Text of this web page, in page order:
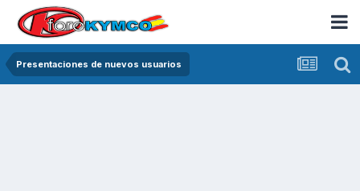
Presentaciones de nuevos usuarios